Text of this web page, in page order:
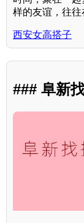
样的友谊，往往
西安女高搭子
### 阜新